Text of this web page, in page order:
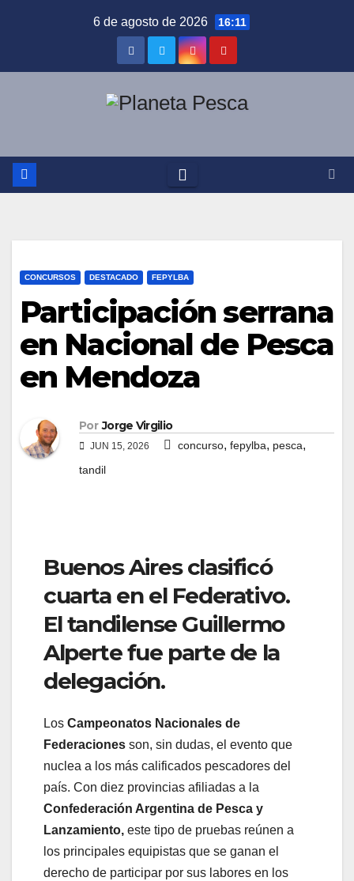
6 de agosto de 2026 16:11
CONCURSOS DESTACADO FEPYLBA
Participación serrana
en Nacional de Pesca
en Mendoza
Por Jorge Virgilio
JUN 15, 2026 concurso, fepylba, pesca,
tandil
Buenos Aires clasificó
cuarta en el Federativo.
El tandilense Guillermo
Alperte fue parte de la
delegación.
Los Campeonatos Nacionales de
Federaciones son, sin dudas, el evento que
nuclea a los más calificados pescadores del
país. Con diez provincias afiliadas a la
Confederación Argentina de Pesca y
Lanzamiento, este tipo de pruebas reúnen a
los principales equipistas que se ganan el
derecho de participar por sus labores en los